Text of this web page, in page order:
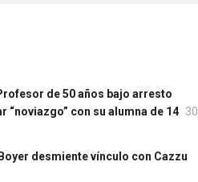
de 50 años bajo arresto
con su alumna de 14 30
desmiente vínculo con Cazzu